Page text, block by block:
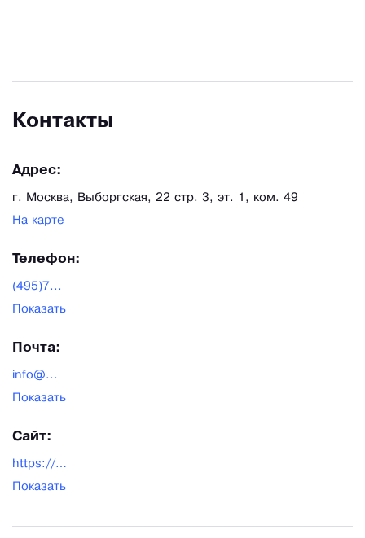
Контакты
Адрес:
г. Москва, Выборгская, 22 стр. 3, эт. 1, ком. 49
На карте
Телефон:
(495)7...
Показать
Почта:
info@...
Показать
Сайт:
https://eltra.ru
Показать